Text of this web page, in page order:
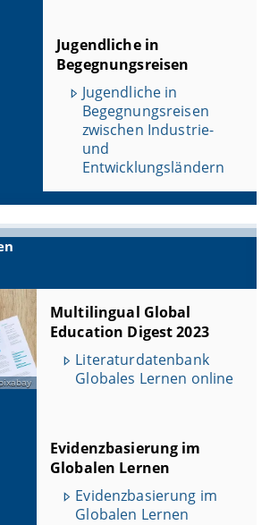
Jugendliche in
Begegnungsreisen
Jugendliche in
Begegnungsreisen
zwischen Industrie-
und
Entwicklungsländern
Multilingual Global
Education Digest 2023
Literaturdatenbank
Globales Lernen online
Evidenzbasierung im
Globalen Lernen
Evidenzbasierung im
Globalen Lernen